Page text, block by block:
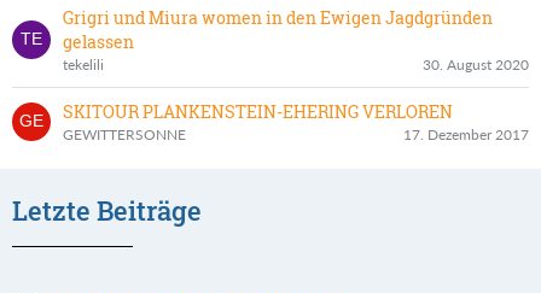
Grigri und Miura women in den Ewigen Jagdgründen
gelassen
tekelili 30. August 2020
SKITOUR PLANKENSTEIN-EHERING VERLOREN
GEWITTERSONNE 17. Dezember 2017
Letzte Beiträge